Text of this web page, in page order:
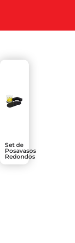
Set de
Posavasos
Redondos